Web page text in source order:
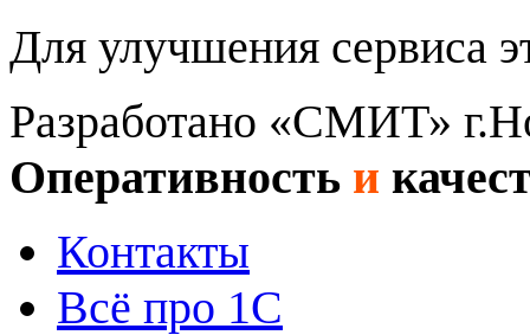
Для улучшения сервиса
Разработано «СМИТ»
Оперативность и
Контакты
Всё про 1С